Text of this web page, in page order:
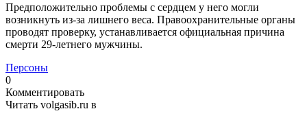
Предположительно проблемы с сердцем у него могли
возникнуть из-за лишнего веса. Правоохранительные органы
проводят проверку, устанавливается официальная причина
смерти 29-летнего мужчины.
Персоны
0
Комментировать
Читать volgasib.ru в